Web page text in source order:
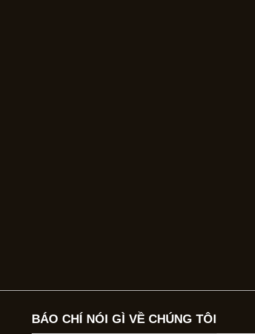
BÁO CHÍ NÓI GÌ VỀ CHÚNG TÔI